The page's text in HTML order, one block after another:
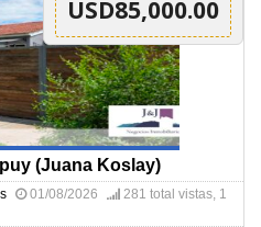
USD85,000.00
(Juana Koslay)
01/08/2026
281 total vistas, 1